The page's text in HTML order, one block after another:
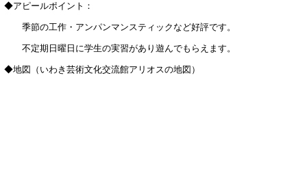
◆アピールポイント：
季節の工作・アンパンマンスティックなど好評です。
不定期日曜日に学生の実習があり遊んでもらえます。
◆地図（いわき芸術文化交流館アリオスの地図）